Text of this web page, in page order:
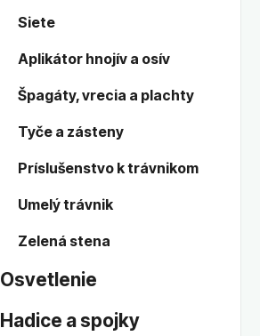
Siete
Aplikátor hnojív a osív
Špagáty, vrecia a plachty
Tyče a zásteny
Príslušenstvo k trávnikom
Umelý trávnik
Zelená stena
Osvetlenie
Hadice a spojky